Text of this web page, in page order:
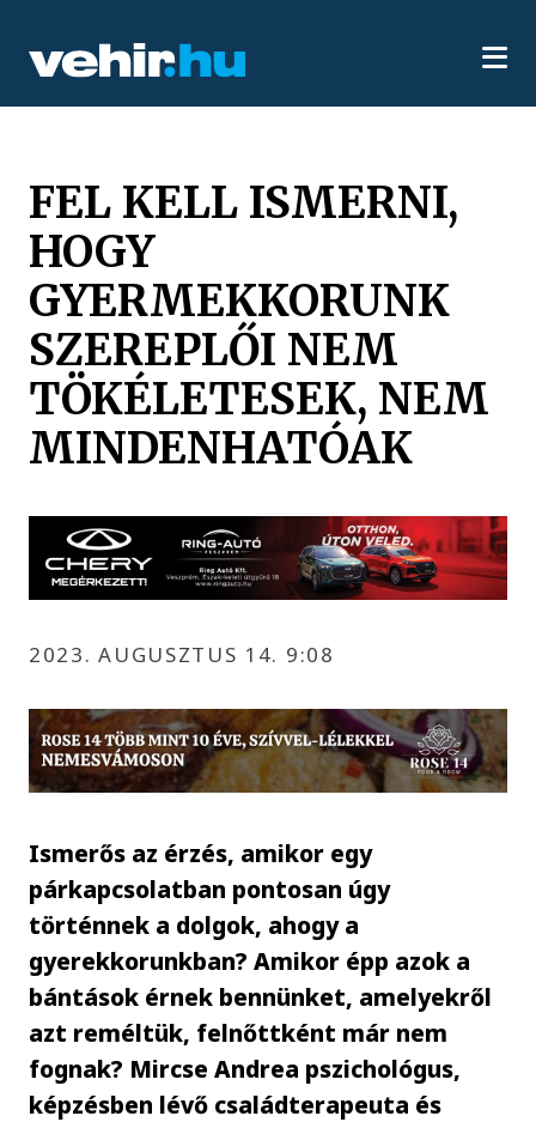
FEL KELL ISMERNI,
HOGY
GYERMEKKORUNK
SZEREPLŐI NEM
TÖKÉLETESEK, NEM
MINDENHATÓAK
2023. AUGUSZTUS 14. 9:08
Ismerős az érzés, amikor egy
párkapcsolatban pontosan úgy
történnek a dolgok, ahogy a
gyerekkorunkban? Amikor épp azok a
bántások érnek bennünket, amelyekről
azt reméltük, felnőttként már nem
fognak? Mircse Andrea pszichológus,
képzésben lévő családterapeuta és